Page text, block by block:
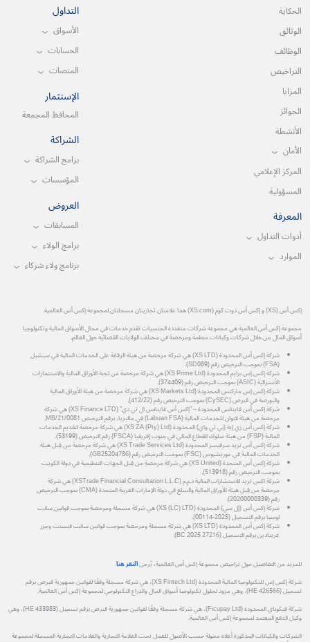
الحكاية
الوثائق
الوظائف
التراخيص
المزايا
الجوائز
الأنشطة
الأمان
المركز الإعلامي
المسؤولية
المعرفة
أدوات التداول
الموارد
التداول
الأسواق
الحسابات
المنصات
الإستثمار
المحافظ المجمعة
الشراكة
برامج الشراكة
المؤسسات
العروض
المسابقات
برامج الولاء
برنامج ولاء شركاء
إكس أس (XS) و إكس أس دوت كوم (XS.com) هما علامتان تجاريتان مسجلتان لمجموعة إكس أس العالمية.
مجموعة إكس أس العالمية هي مجموعة شركات متعددة الجنسيات تقدم خدمات في مجال الأسواق المالية وتكنولوجيا
أسواق المال من خلال شركات وكيانات منظمة ومرخصة في مختلف الولايات القضائية حول العالم.
شركة إكس أس المحدودة (XS LTD) هي شركة مرخصة من هيئة الرقابة على الخدمات المالية في سيشيل
(FSA) بموجب الترخيص رقم (SD089).
شركة إكس إس برايم المحدودة (XS Prime Ltd) هي شركة مرخصة من لجنة الأوراق المالية والاستثمارات
الأسترالية (ASIC) بموجب الترخيص رقم (374409).
شركة إكس إس ماركتس المحدودة (XS Markets Ltd) هي شركة مرخصة من هيئة الأوراق المالية
والبورصة في قبرص (CySEC) بموجب الترخيص رقم (412/22).
شركة إكس أس فاينانس المحدودة – "إكس أس فاينانس ال تي دي" (XS Finance LTD) هي شركة
مرخصة من هيئة لابوان للخدمات المالية (Labuan FSA) في ماليزيا، برقم الترخيص MB/21/0081.
شركة إكس أس زي إيه (بي تي واي) المحدودة (XS ZA (Pty) Ltd) هي شركة مرخصة لتقديم الخدمات
المالية (FSP) من هيئة سلوك القطاع المالي في جنوب إفريقيا (FSCA) رقم الترخيص (53199).
شركة إكس أس تريد سرفيسز المحدودة (XS Trade Services Ltd) هي شركة مرخصة من قِبل هيئة
الخدمات المالية في موريشيوس (FSC) بموجب الترخيص رقم (GB25204786).
شركة إكس أس المتحدة (XS United) هي شركة مرخصة من قِبل الجهات التنظيمية في دولة الكويت
بموجب الترخيص رقم (513918).
شركة اكس تريد للاستشارات المالية ذ.م.م (XSTrade Financial Consultation L.L.C) هي شركة
مرخصة من قِبل هيئة الأوراق المالية والسلع في دولة الإمارات العربية المتحدة (CMA) بموجب الترخيص
رقم (20200000339).
شركة إكس أس (إل سي) المحدودة (XS (LC) LTD) هي شركة مسجلة ومرخصة بموجب قوانين سانت
لوسيا برقم التسجيل (2025-00114).
شركة إكس أس المحدودة (XS LTD) هي شركة مسجلة ومرخصة بموجب قوانين سانت فنسنت وجزر
غرينادين برقم التسجيل (27216 BC 2025).
للمزيد من التفاصيل حول تراخيص مجموعة إكس أس العالمية، يُرجىالنقر هنا.
شركة إكس إس للتكنولوجيا المالية المحدودة (XS Fintech Ltd)، هي شركة مسجلة وفقًا لقوانين جمهورية قبرص برقم
تسجيل (HE 426566)، وهي مزود لحلول تكنولوجيا أسواق المال والذراع التكنولوجي لمجموعة إكس أس العالمية.
شركة فيكوباي المحدودة (Ficupay Ltd)، هي شركة مسجلة وفقًا لقوانين جمهورية قبرص برقم تسجيل (HE 433983)، وهي
وكيل الدفع المعتمد لمجموعة إكس أس العالمية.
الشركات والكيانات المذكورة أعلاه مخولة حسب الأصول للعمل تحت العلامة التجارية والعلامات التجارية المسجلة لمجموعة